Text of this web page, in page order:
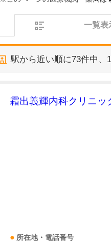
一覧表
駅から近い順に73件中、
霜出義輝内科クリニッ
所在地・電話番号